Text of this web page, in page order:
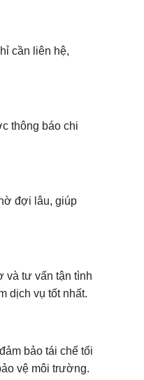
cần liên hệ,
thông báo chi
đợi lâu, giúp
và tư vấn tận tình
dịch vụ tốt nhất.
bảo tái chế tối
vệ môi trường.